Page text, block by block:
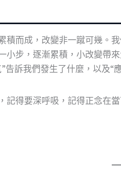
積而成，改變非一蹴可幾。
小步，逐漸累積，小改變帶
訴我們發生了什麼，以及“
記得要深呼吸，記得正念在